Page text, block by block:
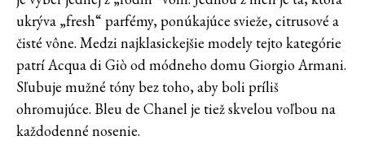
ukrýva „fresh“ parfémy, ponúkajúce svieže, citrusové a
čisté vône. Medzi najklasickejšie modely tejto kategórie
patrí Acqua di Giò od módneho domu Giorgio Armani.
Sľubuje mužné tóny bez toho, aby boli príliš
ohromujúce. Bleu de Chanel je tiež skvelou voľbou na
každodenné nosenie.